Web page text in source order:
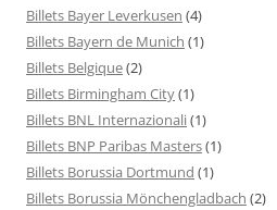
Billets Bayer Leverkusen (4)
Billets Bayern de Munich (1)
Billets Belgique(2)
Billets Birmingham City(1)
Billets BNL Internazionali(1)
Billets BNP Paribas Masters(1)
Billets Borussia Dortmund (1)
Billets Borussia Mönchengladbach (2)